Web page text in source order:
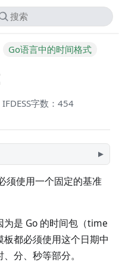
Go语言中的时间格式
字数：454
须使用一个固定的基准
是 Go 的时间包（time
都必须使用这个日期中
分、秒等部分。